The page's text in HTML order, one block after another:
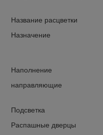
Название расцветки
Назначение
Наполнение
направляющие
Подсветка
Распашные дверцы